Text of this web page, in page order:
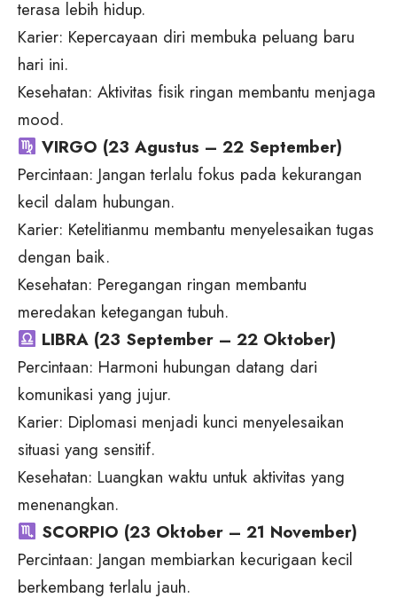
terasa lebih hidup.
Karier: Kepercayaan diri membuka peluang baru
hari ini.
Kesehatan: Aktivitas fisik ringan membantu menjaga
mood.
VIRGO (23 Agustus – 22 September)
Percintaan: Jangan terlalu fokus pada kekurangan
kecil dalam hubungan.
Karier: Ketelitianmu membantu menyelesaikan tugas
dengan baik.
Kesehatan: Peregangan ringan membantu
meredakan ketegangan tubuh.
LIBRA (23 September – 22 Oktober)
Percintaan: Harmoni hubungan datang dari
komunikasi yang jujur.
Karier: Diplomasi menjadi kunci menyelesaikan
situasi yang sensitif.
Kesehatan: Luangkan waktu untuk aktivitas yang
menenangkan.
SCORPIO (23 Oktober – 21 November)
Percintaan: Jangan membiarkan kecurigaan kecil
berkembang terlalu jauh.